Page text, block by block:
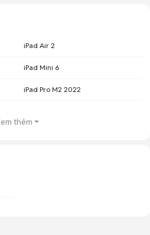
iPad Air 2
iPad Mini 6
iPad Pro M2 2022
thêm